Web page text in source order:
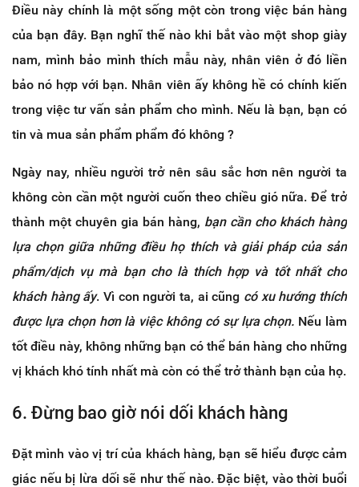
Điều này chính là một sống một còn trong việc bán hàng
của bạn đây. Bạn nghĩ thế nào khi bắt vào một shop giày
nam, mình bảo mình thích mẫu này, nhân viên ở đó liền
bảo nó hợp với bạn. Nhân viên ấy không hề có chính kiến
trong việc tư vấn sản phẩm cho mình. Nếu là bạn, bạn có
tin và mua sản phẩm phẩm đó không ?
Ngày nay, nhiều người trở nên sâu sắc hơn nên người ta
không còn cần một người cuốn theo chiều gió nữa. Để trở
thành một chuyên gia bán hàng, bạn cần cho khách hàng
lựa chọn giữa những điều họ thích và giải pháp của sản
phẩm/dịch vụ mà bạn cho là thích hợp và tốt nhất cho
khách hàng ấy. Vì con người ta, ai cũng có xu hướng thích
được lựa chọn hơn là việc không có sự lựa chọn. Nếu làm
tốt điều này, không những bạn có thể bán hàng cho những
vị khách khó tính nhất mà còn có thể trở thành bạn của họ.
6. Đừng bao giờ nói dối khách hàng
Đặt mình vào vị trí của khách hàng, bạn sẽ hiểu được cảm
giác nếu bị lừa dối sẽ như thế nào. Đặc biệt, vào thời buổi